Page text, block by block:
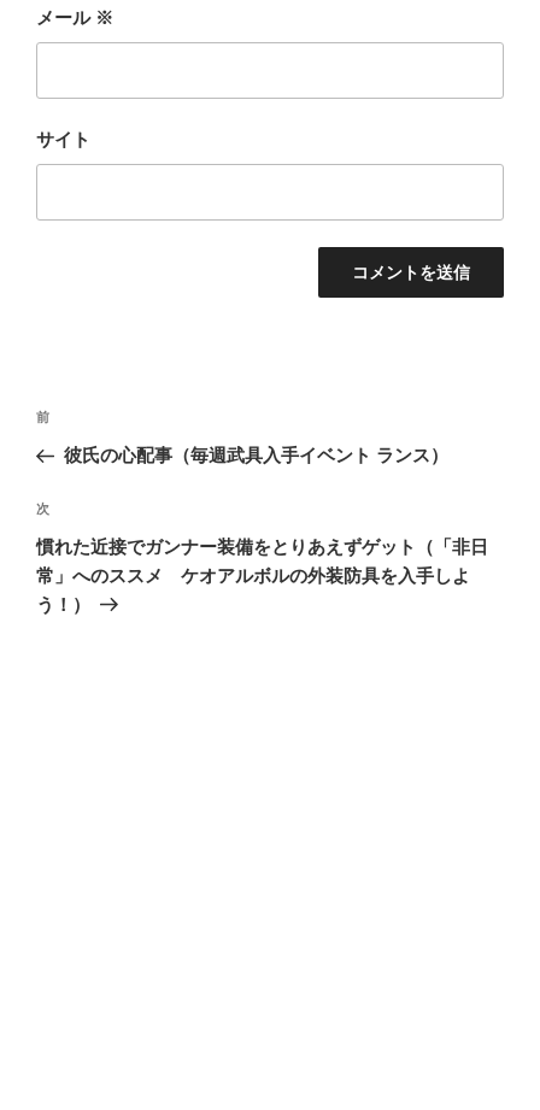
メール ※
サイト
投
ナ
ビ
ゲ
ー
シ
前
の
稿
前
彼氏の心配事（毎週武具入手イベント ランス）
次
の
投
稿
次
慣れた近接でガンナー装備をとりあえずゲット（「非日
常」へのススメ ケオアルボルの外装防具を入手しよ
う！）